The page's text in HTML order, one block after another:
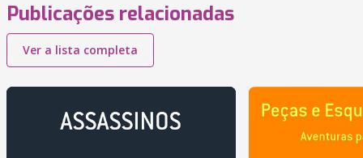
Publicações relacionadas
Ver a lista completa